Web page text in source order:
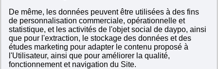
De même, les données peuvent être utilisées à des fins
de personnalisation commerciale, opérationnelle et
statistique, et les activités de l'objet social de daypo, ainsi
que pour l'extraction, le stockage des données et des
études marketing pour adapter le contenu proposé à
l'Utilisateur, ainsi que pour améliorer la qualité,
fonctionnement et navigation du Site.